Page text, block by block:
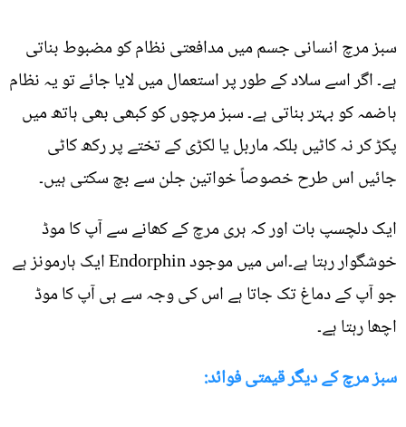
سبز مرچ انسانی جسم میں مدافعتی نظام کو مضبوط بناتی
ہے۔ اگر اسے سلاد کے طور پر استعمال میں لایا جائے تو یہ نظام
ہاضمہ کو بہتر بناتی ہے۔ سبز مرچوں کو کبھی بھی ہاتھ میں
پکڑ کر نہ کاٹیں بلکہ ماربل یا لکڑی کے تختے پر رکھ کاٹی
جائیں اس طرح خصوصاً خواتین جلن سے بچ سکتی ہیں۔
ایک دلچسپ بات اور کہ ہری مرچ کے کھانے سے آپ کا موڈ
خوشگوار رہتا ہے۔اس میں موجود Endorphin ایک ہارمونز ہے
جو آپ کے دماغ تک جاتا ہے اس کی وجہ سے ہی آپ کا موڈ
اچھا رہتا ہے۔
سبز مرچ کے دیگر قیمتی فوائد: